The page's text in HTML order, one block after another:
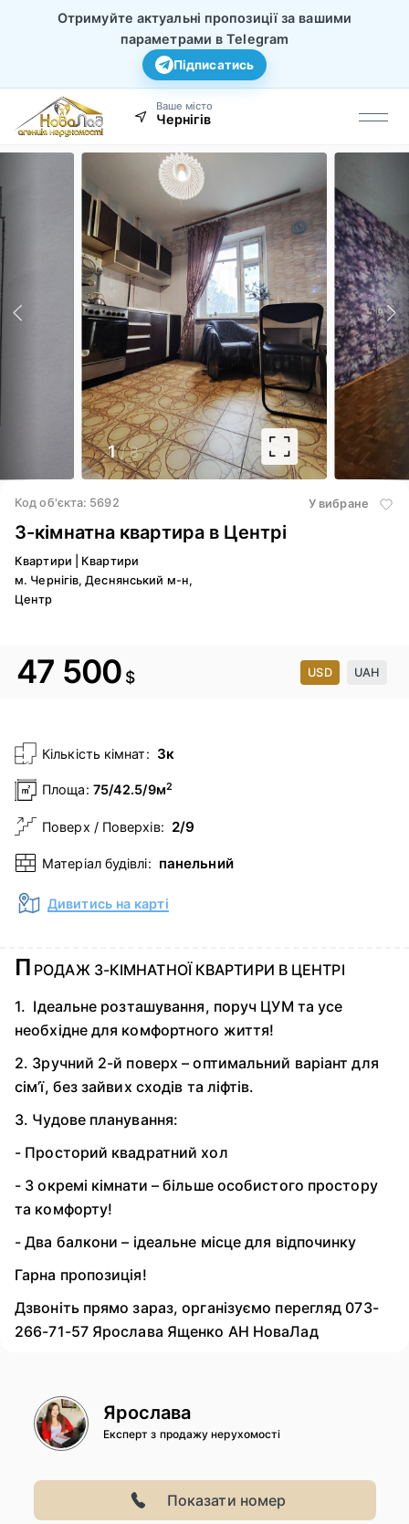
Отримуйте актуальні пропозиції за вашими
параметрами в Telegram
Підписатись
Ваше місто
Чернігів
1/ 8
Код об'єкта: 5692 У вибране
3-кімнатна квартира в Центрі
Квартири
Квартири
м. Чернігів, Деснянський м-н,
Центр
47 500 $ USD UAH
Кількість кімнат: 3к
Площа: 75/42.5/9м2
Поверх / Поверхів: 2/9
Матеріал будівлі: панельний
Дивитись на карті
П РОДАЖ 3-КІМНАТНОЇ КВАРТИРИ В ЦЕНТРІ
1. Ідеальне розташування, поруч ЦУМ та усе
необхідне для комфортного життя!
2. Зручний 2-й поверх – оптимальний варіант для
сім’ї, без зайвих сходів та ліфтів.
3. Чудове планування:
- Просторий квадратний хол
- 3 окремі кімнати – більше особистого простору
та комфорту!
- Два балкони – ідеальне місце для відпочинку
Гарна пропозиція!
Дзвоніть прямо зараз, організуємо перегляд 073-
266-71-57 Ярослава Ященко АН НоваЛад
Ярослава
Експерт з продажу нерухомості
Показати номер